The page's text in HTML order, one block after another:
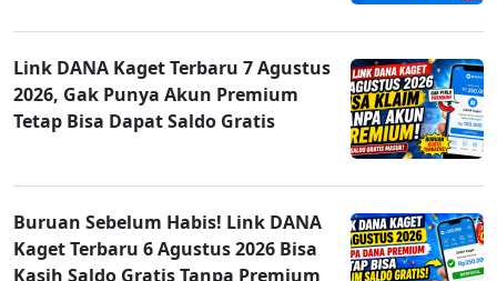
Link DANA Kaget Terbaru 7 Agustus
2026, Gak Punya Akun Premium
Tetap Bisa Dapat Saldo Gratis
Buruan Sebelum Habis! Link DANA
Kaget Terbaru 6 Agustus 2026 Bisa
Kasih Saldo Gratis Tanpa Premium